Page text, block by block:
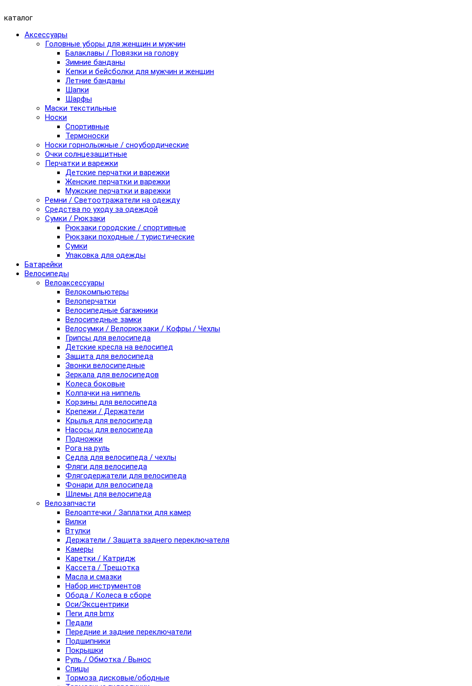
каталог
Аксессуары
Головные уборы для женщин и мужчин
Балаклавы / Повязки на голову
Зимние банданы
Кепки и бейсболки для мужчин и женщин
Летние банданы
Шапки
Шарфы
Маски текстильные
Носки
Спортивные
Термоноски
Носки горнолыжные / сноубордические
Очки солнцезащитные
Перчатки и варежки
Детские перчатки и варежки
Женские перчатки и варежки
Мужские перчатки и варежки
Ремни / Светоотражатели на одежду
Средства по уходу за одеждой
Сумки / Рюкзаки
Рюкзаки городские / спортивные
Рюкзаки походные / туристические
Сумки
Упаковка для одежды
Батарейки
Велосипеды
Велоаксессуары
Велокомпьютеры
Велоперчатки
Велосипедные багажники
Велосипедные замки
Велосумки / Велорюкзаки / Кофры / Чехлы
Грипсы для велосипеда
Детские кресла на велосипед
Защита для велосипеда
Звонки велосипедные
Зеркала для велосипедов
Колеса боковые
Колпачки на ниппель
Корзины для велосипеда
Крепежи / Держатели
Крылья для велосипеда
Насосы для велосипеда
Подножки
Рога на руль
Седла для велосипеда / чехлы
Фляги для велосипеда
Флягодержатели для велосипеда
Фонари для велосипеда
Шлемы для велосипеда
Велозапчасти
Велоаптечки / Заплатки для камер
Вилки
Втулки
Держатели / Защита заднего переключателя
Камеры
Каретки / Катридж
Кассета / Трещотка
Масла и смазки
Набор инструментов
Обода / Колеса в сборе
Оси/Эксцентрики
Пеги для bmx
Педали
Передние и задние переключатели
Подшипники
Покрышки
Руль / Обмотка / Вынос
Спицы
Тормоза дисковые/ободные